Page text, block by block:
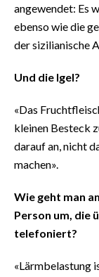
angewendet: Es
ebenso wie die
der sizilianische
Und die Igel?
«Das
kleinen Besteck
darauf an, nicht
machen».
Wie geht man
Person um, die
telefoniert?
«Lärmbelastung